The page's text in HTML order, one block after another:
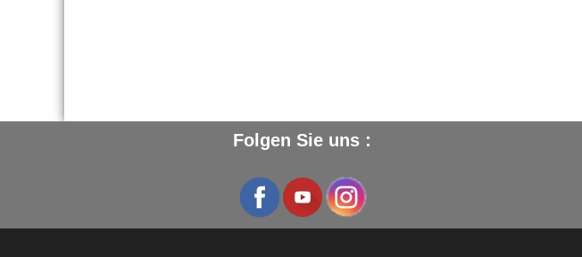
Folgen Sie uns :